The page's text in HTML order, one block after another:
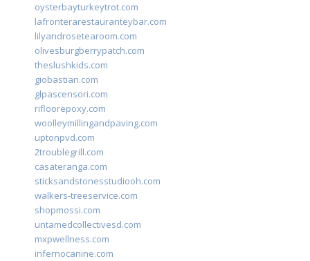
oysterbayturkeytrot.com
lafronterarestauranteybar.com
lilyandrosetearoom.com
olivesburgberrypatch.com
theslushkids.com
giobastian.com
glpascensori.com
rifloorepoxy.com
woolleymillingandpaving.com
uptonpvd.com
2troublegrill.com
casateranga.com
sticksandstonesstudiooh.com
walkers-treeservice.com
shopmossi.com
untamedcollectivesd.com
mxpwellness.com
infernocanine.com